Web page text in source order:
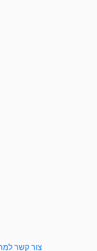
צור קשר